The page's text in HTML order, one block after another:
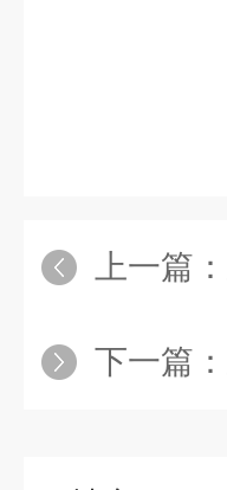
上一篇：
下一篇：